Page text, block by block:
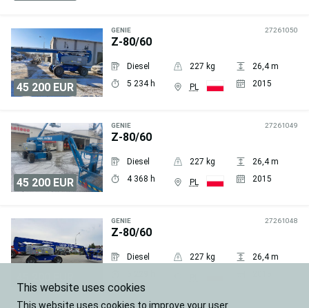
45 200 EUR
GENIE
Z-80/60
27261050
Diesel 227 kg
26,4 m
5 234 h
PL 2015
45 200 EUR
GENIE
Z-80/60
27261049
Diesel 227 kg
26,4 m
4 368 h
PL 2015
GENIE
Z-80/60
27261048
Diesel 227 kg
26,4 m
This website uses cookies
This website uses cookies to improve your user